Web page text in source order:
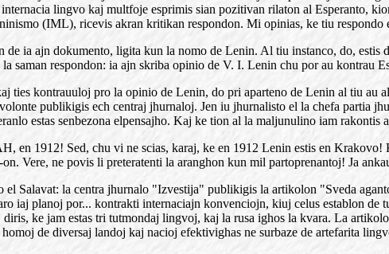
lingvo kaj multfoje esprimis sian pozitivan rilaton al Esperanto,
(IML), ricevis akran kritikan respondon. Mi opinias, ke tiu respondo
ia ajn dokumento, ligita kun la nomo de Lenin. Al tiu instanco, do, estis
saman respondon: ia ajn skriba opinio de V. I. Lenin chu por au kontrau
ties kontrauuloj pro la opinio de Lenin, do pri aparteno de Lenin al tiu au
publikigis ech centraj jhurnaloj. Jen iu jhurnalisto el la chefa partia
estas senbezona elpensajho. Kaj ke tion al la maljunulino iam rakontis
1912! Sed, chu vi ne scias, karaj, ke en 1912 Lenin estis en Krakovo!
Vere, ne povis li preteratenti la aranghon kun mil partoprenantoj! Ja
el Salavat: la centra jhurnalo "Izvestija" publikigis la artikolon "Sveda
iaj planoj por... kontrakti internaciajn konvenciojn, kiuj celus establon
ke jam estas tri tutmondaj lingvoj, kaj la rusa ighos la kvara. La
de diversaj landoj kaj nacioj efektivighas ne surbaze de artefarita